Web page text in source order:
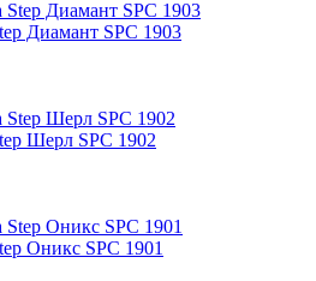
Диамант SPC 1903
Шерл SPC 1902
Оникс SPC 1901